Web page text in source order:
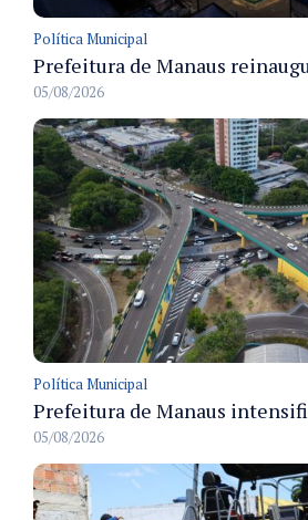
Política Municipal
05/08/2026
Política Municipal
05/08/2026